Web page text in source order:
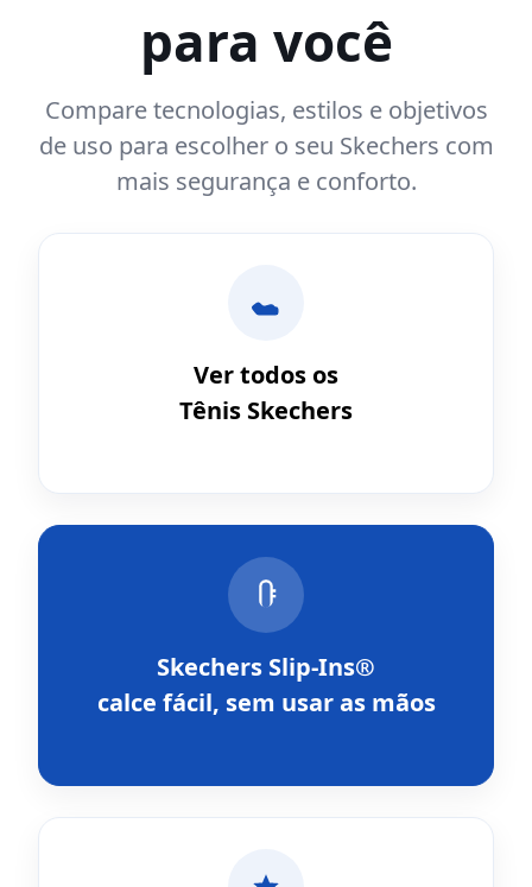
para você
Compare tecnologias, estilos e objetivos
de uso para escolher o seu Skechers com
mais segurança e conforto.
Ver todos os
Tênis Skechers
Skechers Slip-Ins®
calce fácil, sem usar as mãos